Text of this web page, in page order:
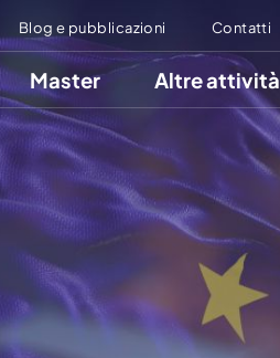
Blog e pubblicazioni Contatti
Master Altre attività